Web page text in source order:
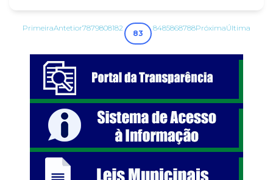
PrimeiraAntetior7879808182
83
8485868788PróximaÚltima